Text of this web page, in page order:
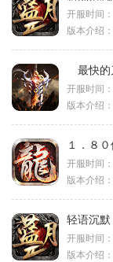
开服时间：
版本介绍：
最快
开服时间：
版本介绍：
１．８
开服时间：
版本介绍：
轻语沉默
开服时间：
版本介绍：